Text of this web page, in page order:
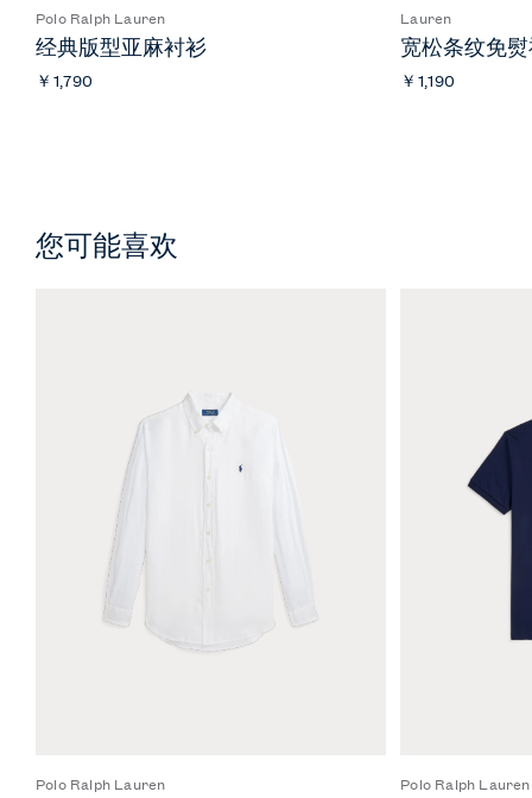
Polo Ralph Lauren
经典版型亚麻衬衫
￥1,790
Lauren
宽松条纹免
￥1,190
您可能喜欢
Polo Ralph Lauren Polo Ralph Lauren